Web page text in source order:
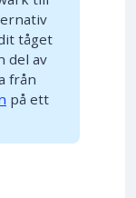
tåget
del av
från
på ett